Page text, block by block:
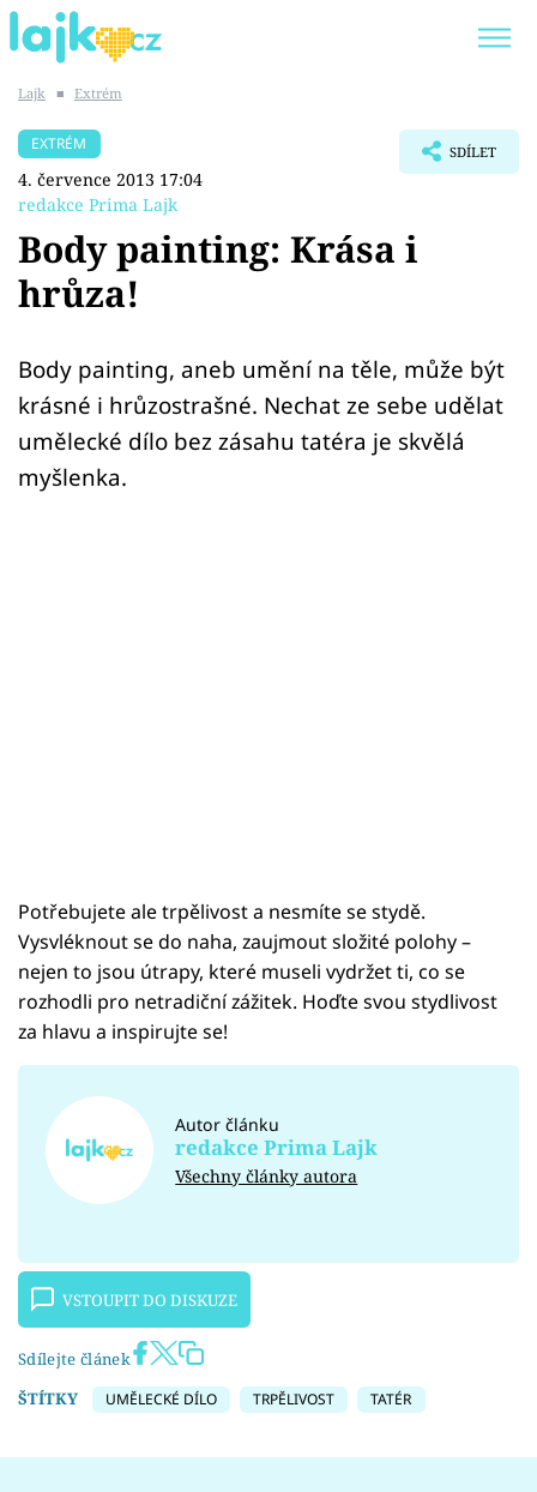
SHOPAHOLICADEL
Témata
Showbyznys
Youtubeři
Virály
Lajk ■ Extrém
EXTRÉM
4. července 2013 17:04
redakce Prima Lajk
SDÍLET
Body painting: Krása i
hrůza!
Body painting, aneb umění na těle, může být
krásné i hrůzostrašné. Nechat ze sebe udělat
umělecké dílo bez zásahu tatéra je skvělá
myšlenka.
Potřebujete ale trpělivost a nesmíte se stydě.
Vysvléknout se do naha, zaujmout složité polohy –
nejen to jsou útrapy, které museli vydržet ti, co se
rozhodli pro netradiční zážitek. Hoďte svou stydlivost
za hlavu a inspirujte se!
Autor článku
redakce Prima Lajk
Všechny články autora
VSTOUPIT DO DISKUZE
Sdílejte článek
ŠTÍTKY
UMĚLECKÉ DÍLO TRPĚLIVOST TATÉR